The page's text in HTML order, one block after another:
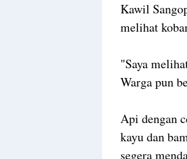
Kawil
melihat
"Saya
Warga pun
Api dengan
kayu dan
segera